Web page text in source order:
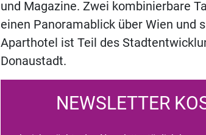
und Magazine. Zwei kombinierbare
einen Panoramablick über Wien und
Aparthotel ist Teil des
Donaustadt.
NEWSLETTER